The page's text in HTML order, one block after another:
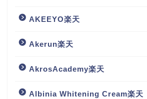
AKEEYO楽天
Akerun楽天
AkrosAcademy楽天
Albinia Whitening Cream楽天